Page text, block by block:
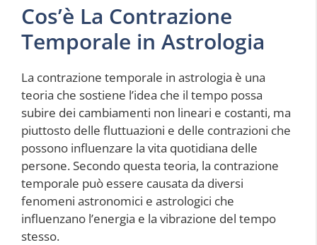
Cos’è La Contrazione
Temporale in Astrologia
La contrazione temporale in astrologia è una
teoria che sostiene l’idea che il tempo possa
subire dei cambiamenti non lineari e costanti, ma
piuttosto delle fluttuazioni e delle contrazioni che
possono influenzare la vita quotidiana delle
persone. Secondo questa teoria, la contrazione
temporale può essere causata da diversi
fenomeni astronomici e astrologici che
influenzano l’energia e la vibrazione del tempo
stesso.